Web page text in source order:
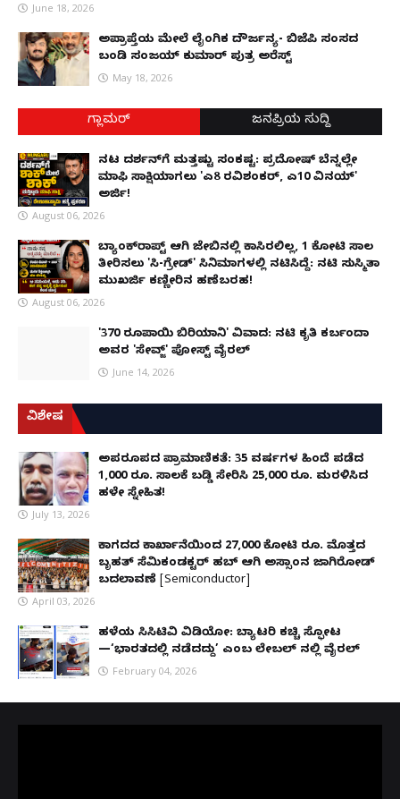
June 18, 2026
ಅಪ್ರಾಪ್ತೆಯ ಮೇಲೆ ಲೈಂಗಿಕ ದೌರ್ಜನ್ಯ- ಬಿಜೆಪಿ ಸಂಸದ
ಬಂಡಿ ಸಂಜಯ್ ಕುಮಾರ್ ಪುತ್ರ ಅರೆಸ್ಟ್
May 18, 2026
ಗ್ಲಾಮರ್ ಜನಪ್ರಿಯ ಸುದ್ದಿ
ನಟ ದರ್ಶನ್‌ಗೆ ಮತ್ತಷ್ಟು ಸಂಕಷ್ಟ: ಪ್ರದೋಷ್ ಬೆನ್ನಲ್ಲೇ
ಮಾಫಿ ಸಾಕ್ಷಿಯಾಗಲು 'ಎ8 ರವಿಶಂಕರ್, ಎ10 ವಿನಯ್'
ಅರ್ಜಿ!
August 06, 2026
ಬ್ಯಾಂಕ್‌ರಾಪ್ಟ್‌ ಆಗಿ ಜೇಬಿನಲ್ಲಿ ಕಾಸಿರಲಿಲ್ಲ, ₹1 ಕೋಟಿ ಸಾಲ
ತೀರಿಸಲು 'ಸಿ-ಗ್ರೇಡ್' ಸಿನಿಮಾಗಳಲ್ಲಿ ನಟಿಸಿದ್ದೆ: ನಟಿ ಸುಸ್ಮಿತಾ
ಮುಖರ್ಜಿ ಕಣ್ಣೀರಿನ ಹಣೆಬರಹ!
August 06, 2026
'370 ರೂಪಾಯಿ ಬಿರಿಯಾನಿ' ವಿವಾದ: ನಟಿ ಕೃತಿ ಕರ್ಬಂದಾ
ಅವರ 'ಸೇವ್ಜ್' ಪೋಸ್ಟ್ ವೈರಲ್
June 14, 2026
ವಿಶೇಷ
ಅಪರೂಪದ ಪ್ರಾಮಾಣಿಕತೆ: 35 ವರ್ಷಗಳ ಹಿಂದೆ ಪಡೆದ
1,000 ರೂ. ಸಾಲಕ್ಕೆ ಬಡ್ಡಿ ಸೇರಿಸಿ 25,000 ರೂ. ಮರಳಿಸಿದ
ಹಳೇ ಸ್ನೇಹಿತ!
July 13, 2026
ಕಾಗದದ ಕಾರ್ಖಾನೆಯಿಂದ 27,000 ಕೋಟಿ ರೂ. ಮೊತ್ತದ
ಬೃಹತ್ ಸೆಮಿಕಂಡಕ್ಟರ್ ಹಬ್ ಆಗಿ ಅಸ್ಸಾಂನ ಜಾಗಿರೋಡ್
ಬದಲಾವಣೆ [Semiconductor]
April 03, 2026
ಹಳೆಯ ಸಿಸಿಟಿವಿ ವಿಡಿಯೋ: ಬ್ಯಾಟರಿ ಕಚ್ಚಿ ಸ್ಫೋಟ
—‘ಭಾರತದಲ್ಲಿ ನಡೆದದ್ದು’ ಎಂಬ ಲೇಬಲ್ ನಲ್ಲಿ ವೈರಲ್
February 04, 2026